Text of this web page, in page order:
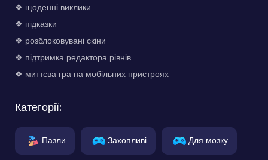
❖ щоденні виклики
❖ підказки
❖ розблоковувані скіни
❖ підтримка редактора рівнів
❖ миттєва гра на мобільних пристроях
Категорії:
Пазли Захопливі Для мозку